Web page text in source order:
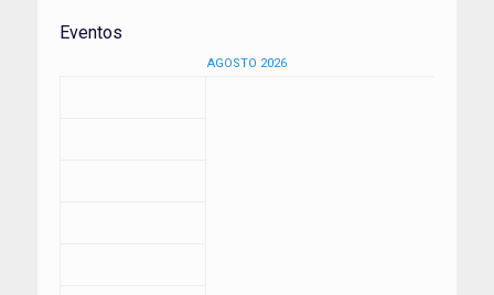
Eventos
AGOSTO 2026